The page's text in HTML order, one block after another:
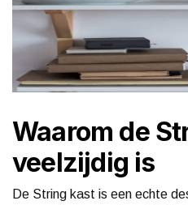
Waarom de
veelzijdig is
De String kast is een echte